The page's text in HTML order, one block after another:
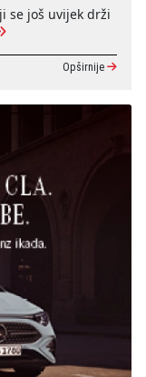
se još uvijek drži
Opširnije